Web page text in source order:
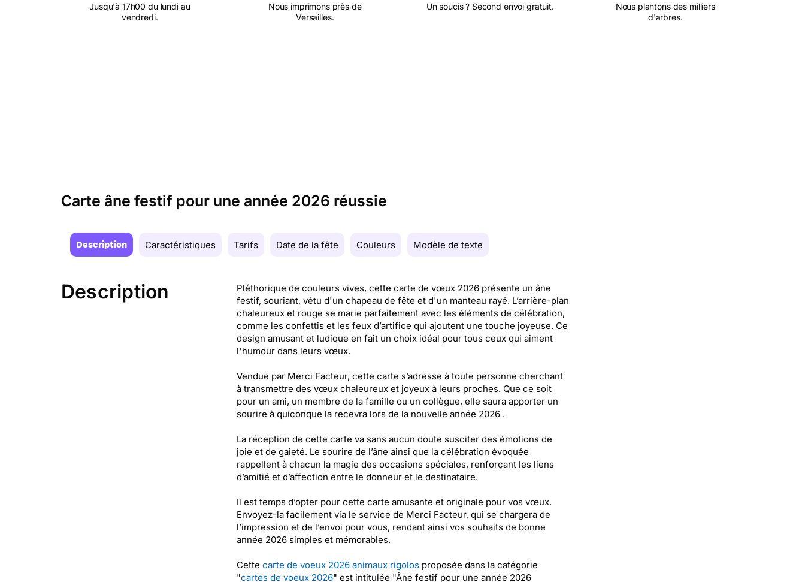
Jusqu'à 17h00 du lundi au
vendredi.
Nous imprimons près de
Versailles.
Un soucis ? Second envoi gratuit.
Nous plantons des milliers
d'arbres.
Carte âne festif pour une année 2026 réussie
Description Caractéristiques Tarifs Date de la fête Couleurs Modèle de texte
Description
Pléthorique de couleurs vives, cette carte de vœux 2026 présente un âne
festif, souriant, vêtu d'un chapeau de fête et d'un manteau rayé. L’arrière-plan
chaleureux et rouge se marie parfaitement avec les éléments de célébration,
comme les confettis et les feux d’artifice qui ajoutent une touche joyeuse. Ce
design amusant et ludique en fait un choix idéal pour tous ceux qui aiment
l'humour dans leurs vœux.
Vendue par Merci Facteur, cette carte s’adresse à toute personne cherchant
à transmettre des vœux chaleureux et joyeux à leurs proches. Que ce soit
pour un ami, un membre de la famille ou un collègue, elle saura apporter un
sourire à quiconque la recevra lors de la nouvelle année 2026 .
La réception de cette carte va sans aucun doute susciter des émotions de
joie et de gaieté. Le sourire de l’âne ainsi que la célébration évoquée
rappellent à chacun la magie des occasions spéciales, renforçant les liens
d’amitié et d’affection entre le donneur et le destinataire.
Il est temps d’opter pour cette carte amusante et originale pour vos vœux.
Envoyez-la facilement via le service de Merci Facteur, qui se chargera de
l’impression et de l’envoi pour vous, rendant ainsi vos souhaits de bonne
année 2026 simples et mémorables.
Cette carte de voeux 2026 animaux rigolosproposée dans la catégorie
"cartes de voeux 2026" est intitulée "Âne festif pour une année 2026